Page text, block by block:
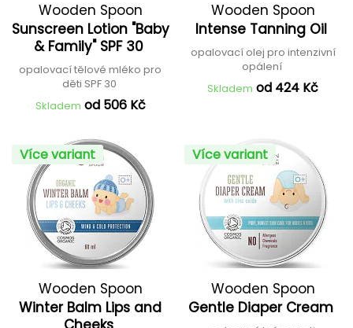
Wooden Spoon
Sunscreen Lotion "Baby
& Family" SPF 30
opalovací tělové mléko pro
děti SPF 30
Skladem od 506 Kč
Wooden Spoon
Intense Tanning Oil
opalovací olej pro intenzivní
opálení
Skladem od 424 Kč
Více variant
Wooden Spoon
Winter Balm Lips and
Více variant
Wooden Spoon
Gentle Diaper Cream